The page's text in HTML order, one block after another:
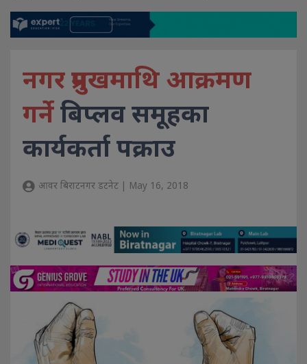
नगर प्रमुखमाथि आक्रमण
गर्नेबिप्लव समूहका
कार्यकर्ता पक्राउ
आवर बिराटनगर डटनेट | May 16, 2018